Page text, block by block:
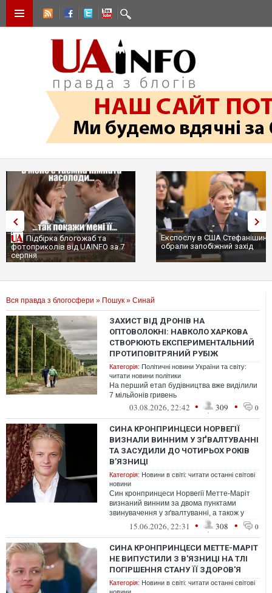
Підбірка блогожаб та
фотоприколів від UAINFO за 7
серпня
Експослу в США
обрали запобіжний захід
Вся правда з блогосфери » Пошук » Синай
ЗАХИСТ ВІД ДРОНІВ НА
ОПТОВОЛОКНІ: НАВКОЛО ХАРКОВА
СТВОРЮЮТЬ ЕКСПЕРИМЕНТАЛЬНИЙ
ПРОТИПОВІТРЯНИЙ РУБІЖ
Категорія: Політичні новини України та світу:
читати новини політики
На перший етап будівництва вже виділили
7 мільйонів гривень
03.08.2026, 22:42 • 309 • 0
СИНА КРОНПРИНЦЕСИ НОРВЕГІЇ
ВИЗНАЛИ ВИННИМ У ЗҐВАЛТУВАННІ
ТА ЗАСУДИЛИ ДО ЧОТИРЬОХ РОКІВ
ВʼЯЗНИЦІ
Категорія: Новини в світі: читати останні світові
новини
Син кронпринцеси Норвегії Метте-Маріт
визнаний винним за двома пунктами
звинувачення у зґвалтуванні, а також у
домашньому насильстві та інших
15.06.2026, 22:31 • 308 • 0
СИНА КРОНПРИНЦЕСИ МЕТТЕ-МАРІТ
НЕ ВИПУСТИЛИ З В'ЯЗНИЦІ НА ТЛІ
ПОГІРШЕННЯ СТАНУ ЇЇ ЗДОРОВ'Я
Категорія: Новини в світі: читати останні світові